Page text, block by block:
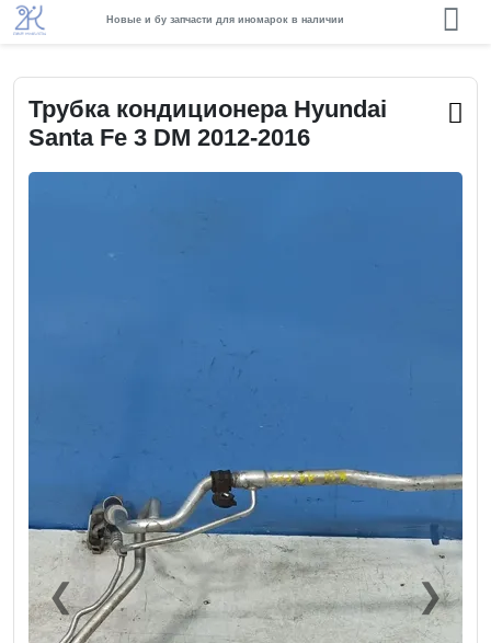
Новые и бу запчасти для иномарок в наличии
Трубка кондиционера Hyundai
Santa Fe 3 DM 2012-2016
❮Previous ❯Next